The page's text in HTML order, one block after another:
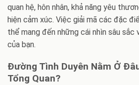
quan hệ, hôn nhân, khả năng yêu
hiện cảm xúc. Việc giải mã các đặc
thể mang đến những cái nhìn sâu sắc
của bạn.
Đường Tình Duyên Nằm Ở
Tổng Quan?